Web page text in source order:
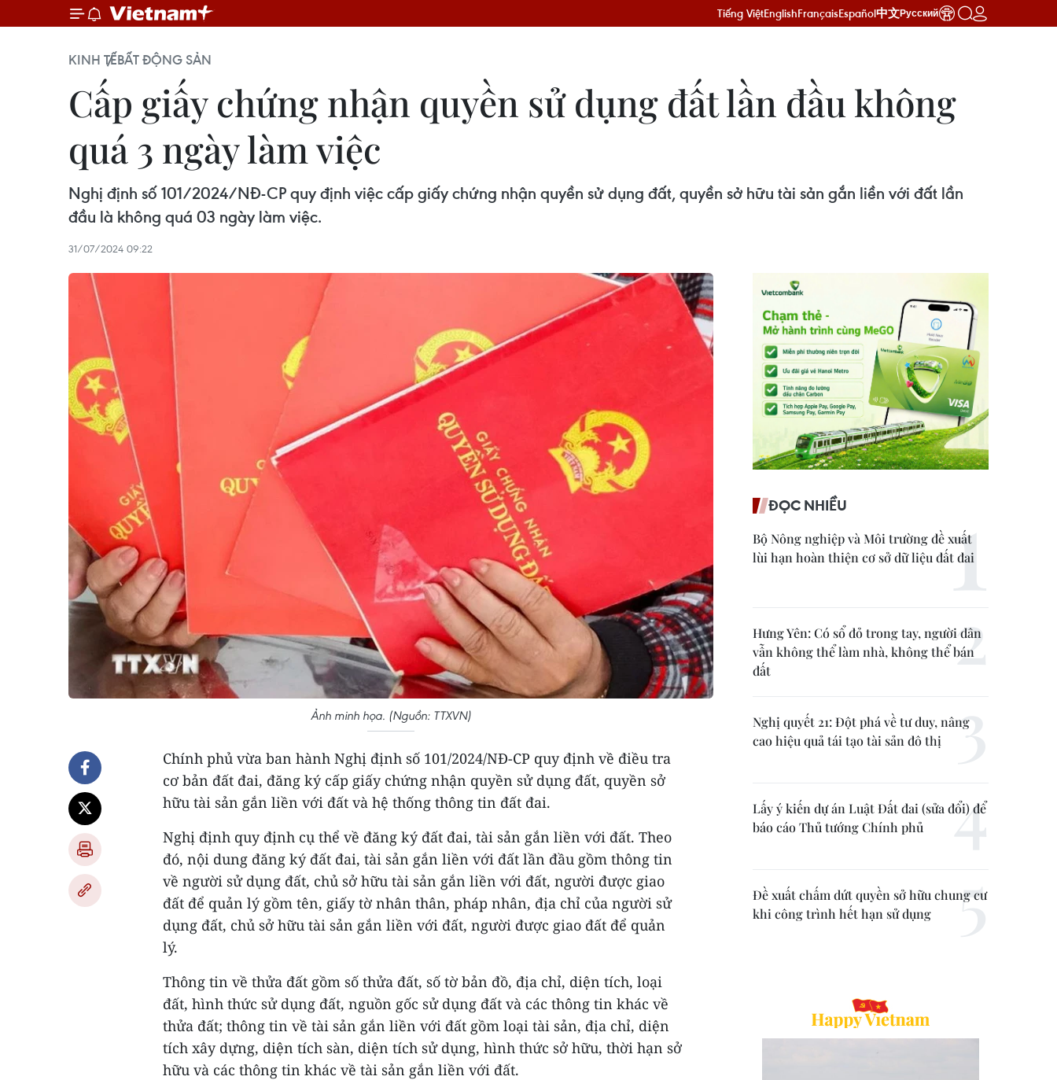
Tiếng ViệtEnglishFrançaisEspañol中文Русский
KINH TẾBẤT ĐỘNG SẢN
Cấp giấy chứng nhận quyền sử dụng đất lần đầu không
quá 3 ngày làm việc
Nghị định số 101/2024/NĐ-CP quy định việc cấp giấy chứng nhận quyền sử dụng đất, quyền sở hữu tài sản gắn liền với đất lần
đầu là không quá 03 ngày làm việc.
31/07/2024 09:22
Ảnh minh họa. (Nguồn: TTXVN)
Chính phủ vừa ban hành Nghị định số 101/2024/NĐ-CP quy định về điều tra
cơ bản đất đai, đăng ký cấp giấy chứng nhận quyền sử dụng đất, quyền sở
hữu tài sản gắn liền với đất và hệ thống thông tin đất đai.
Nghị định quy định cụ thể về đăng ký đất đai, tài sản gắn liền với đất. Theo
đó, nội dung đăng ký đất đai, tài sản gắn liền với đất lần đầu gồm thông tin
về người sử dụng đất, chủ sở hữu tài sản gắn liền với đất, người được giao
đất để quản lý gồm tên, giấy tờ nhân thân, pháp nhân, địa chỉ của người sử
dụng đất, chủ sở hữu tài sản gắn liền với đất, người được giao đất để quản
lý.
Thông tin về thửa đất gồm số thửa đất, số tờ bản đồ, địa chỉ, diện tích, loại
đất, hình thức sử dụng đất, nguồn gốc sử dụng đất và các thông tin khác về
thửa đất; thông tin về tài sản gắn liền với đất gồm loại tài sản, địa chỉ, diện
tích xây dựng, diện tích sàn, diện tích sử dụng, hình thức sở hữu, thời hạn sở
hữu và các thông tin khác về tài sản gắn liền với đất.
ĐỌC NHIỀU
Bộ Nông nghiệp và Môi trường đề xuất
lùi hạn hoàn thiện cơ sở dữ liệu đất đai
Hưng Yên: Có sổ đỏ trong tay, người dân
vẫn không thể làm nhà, không thể bán
đất
Nghị quyết 21: Đột phá về tư duy, nâng
cao hiệu quả tái tạo tài sản đô thị
Lấy ý kiến dự án Luật Đất đai (sửa đổi) để
báo cáo Thủ tướng Chính phủ
Đề xuất chấm dứt quyền sở hữu chung cư
khi công trình hết hạn sử dụng